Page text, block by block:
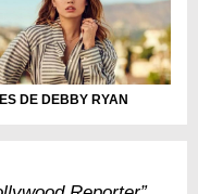
DE DEBBY RYAN